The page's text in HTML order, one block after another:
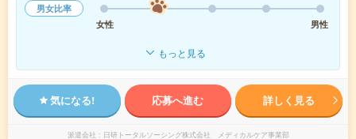
男女比率
女性
男性
もっと見る
気になる! 応募へ進む 詳しく見る
派遣会社 日研トータルソーシング株式会社 メディカルケア事業部